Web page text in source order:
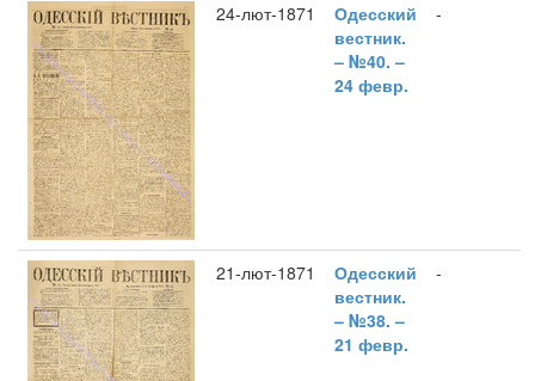
24-лют-1871
Одесский
вестник.
– №40. –
24 февр.
-
21-лют-1871
Одесский
вестник.
– №38. –
21 февр.
-